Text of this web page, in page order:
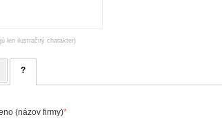
len ilustračný charakter)
?
(názov firmy)*